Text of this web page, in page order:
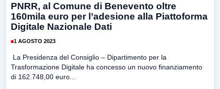
PNRR, al Comune di Benevento oltre
160mila euro per l’adesione alla Piattoforma
Digitale Nazionale Dati
1 AGOSTO 2023
La Presidenza del Consiglio – Dipartimento per la
Trasformazione Digitale ha concesso un nuovo finanziamento
di 162.748,00 euro...